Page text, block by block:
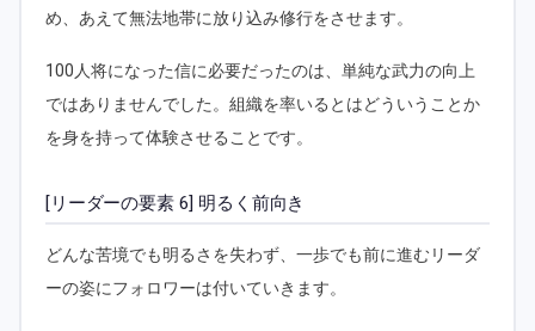
め、あえて無法地帯に放り込み修行をさせます。
100人将になった信に必要だったのは、単純な武力の向上
ではありませんでした。組織を率いるとはどういうことか
を身を持って体験させることです。
[リーダーの要素 6] 明るく前向き
どんな苦境でも明るさを失わず、一歩でも前に進むリーダ
ーの姿にフォロワーは付いていきます。